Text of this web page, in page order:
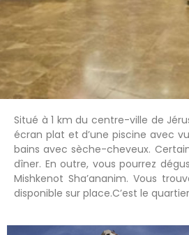
Situé à 1 km du centre-ville de
écran plat et d’une piscine avec
bains avec sèche-cheveux.
dîner. En outre, vous pourrez
Mishkenot Sha’ananim. Vous
disponible sur place.C’est le